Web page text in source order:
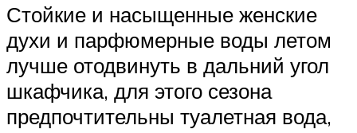
Стойкие и насыщенные женские
духи и парфюмерные воды летом
лучше отодвинуть в дальний угол
шкафчика, для этого сезона
предпочтительны туалетная вода,